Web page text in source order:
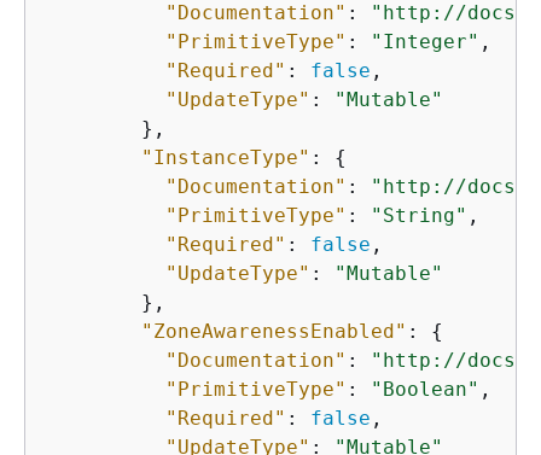
"Documentation" :
"http://
"PrimitiveType" : "Integer" ,
"Required" : false ,
"UpdateType" :
"Mutable"
        },
"InstanceType" : {
"Documentation" :
"http://
"PrimitiveType" : "String" ,
"Required" : false ,
"UpdateType" :
"Mutable"
        },
"ZoneAwarenessEnabled" : {
"Documentation" :
"http://
"PrimitiveType" : "Boolean" ,
"Required" : false ,
"UpdateType" :
"Mutable"